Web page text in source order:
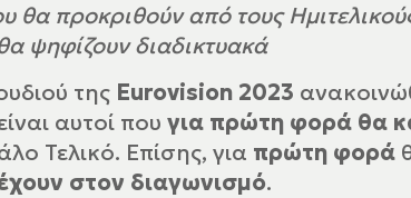
θα προκριθούν από τους
ψηφίζουν διαδικτυακά
της Eurovision 2023
αυτοί που για πρώτη φορά θα
Τελικό. Επίσης, για πρώτη φορά
στον διαγωνισμό.